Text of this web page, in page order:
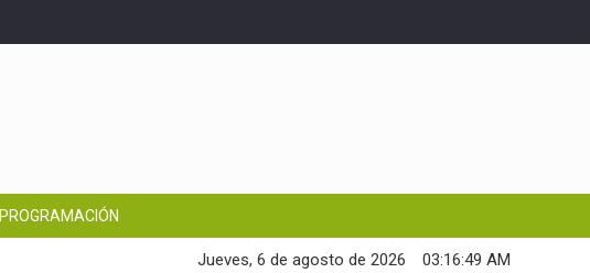
PROGRAMACIÓN
03:16:50 AM
Jueves, 6 de agosto de 2026